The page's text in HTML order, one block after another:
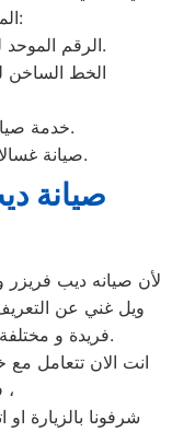
الماركات في الانفوشي:
الرقم الموحد لصيانة وايت ويل 01010916814.
الخط الساخن
خدمة صيانة وايت ويل 01112124913.
صيانة غسالات وايت ويل 01096922100.
صيانة
لأن صيانه ديب فريزر
ويل غني عن التعريف
فريدة و مختلفة التقنية عن مثيلاتها انها وايت ويل.
انت الان تتعامل
فريزر في الانفوشي ،
شرفونا بالزيارة